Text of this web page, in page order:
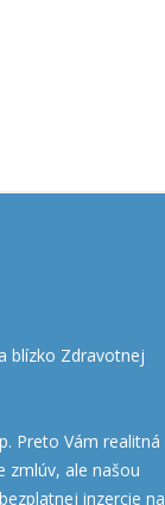
blízko Zdravotnej
Preto Vám realitná
zmlúv, ale našou
inzercie na